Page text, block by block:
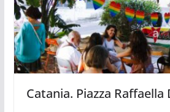
Catania. Piazza Raffaella